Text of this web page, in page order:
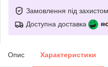
Замовлення під захистом
Доступна доставка
Опис Характеристики